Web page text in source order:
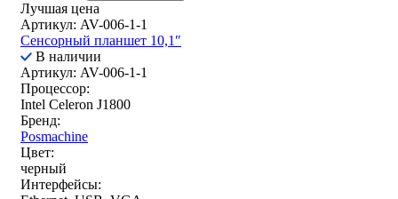
Лучшая цена
Артикул: AV-006-1-1
Сенсорный планшет 10,1″
В наличии
Артикул: AV-006-1-1
Процессор:
Intel Celeron J1800
Бренд:
Posmachine
Цвет:
черный
Интерфейсы: